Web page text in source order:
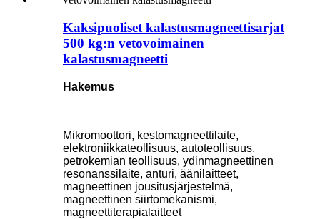
Kaksipuoliset kalastusmagneettisarjat
500 kg:n vetovoimainen
kalastusmagneetti
Hakemus
Mikromoottori, kestomagneettilaite,
elektroniikkateollisuus, autoteollisuus,
petrokemian teollisuus, ydinmagneettinen
resonanssilaite, anturi, äänilaitteet,
magneettinen jousitusjärjestelmä,
magneettinen siirtomekanismi,
magneettiterapialaitteet